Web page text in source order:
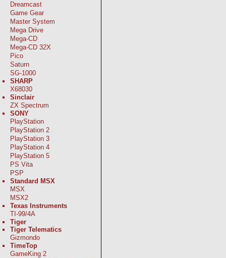
Dreamcast
Game Gear
Master System
Mega Drive
Mega-CD
Mega-CD 32X
Pico
Saturn
SG-1000
SHARP
X68030
Sinclair
ZX Spectrum
SONY
PlayStation
PlayStation 2
PlayStation 3
PlayStation 4
PlayStation 5
PS Vita
PSP
Standard MSX
MSX
MSX2
Texas Instruments
TI-99/4A
Tiger
Tiger Telematics
Gizmondo
TimeTop
GameKing 2